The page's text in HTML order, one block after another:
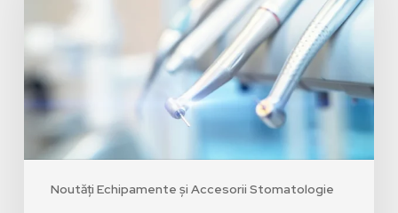
Noutăți Echipamente și Accesorii Stomatologie